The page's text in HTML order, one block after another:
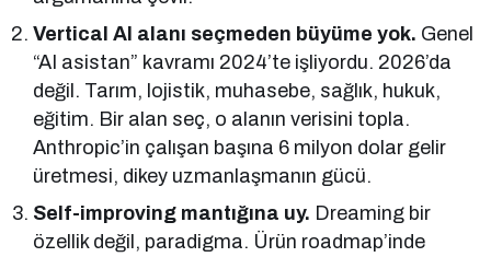
Vertical AI alanı seçmeden büyüme yok. Genel
“AI asistan” kavramı 2024’te işliyordu. 2026’da
değil. Tarım, lojistik, muhasebe, sağlık, hukuk,
eğitim. Bir alan seç, o alanın verisini topla.
Anthropic’in çalışan başına 6 milyon dolar gelir
üretmesi, dikey uzmanlaşmanın gücü.
Self-improving mantığına uy. Dreaming bir
özellik değil, paradigma. Ürün roadmap’inde